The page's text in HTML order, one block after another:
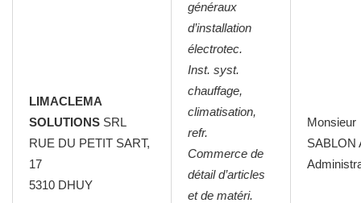
LIMACLEMA
SOLUTIONS SRL
RUE DU PETIT SART,
17
5310 DHUY
généraux
d’installation
électrotec.
Inst. syst.
chauffage,
climatisation,
refr.
Commerce de
détail d’articles
et de matéri.
Monsieur
SABLON